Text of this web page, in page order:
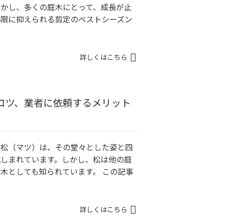
し、多くの庭木にとって、成長が止
に抑えられる剪定のベストシーズン
詳しくはこちら
、業者に依頼するメリット
（マツ）は、その堂々とした姿と四
まれています。しかし、松は他の庭
としても知られています。 この記事
詳しくはこちら